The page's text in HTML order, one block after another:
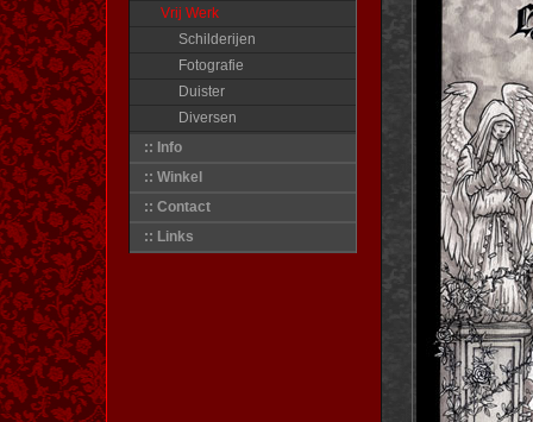
Vrij Werk
Schilderijen
Fotografie
Duister
Diversen
:: Info
:: Winkel
:: Contact
:: Links